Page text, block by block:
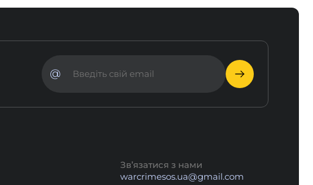
@
Зв’язатися з нами
warcrimesos.ua@gmail.com